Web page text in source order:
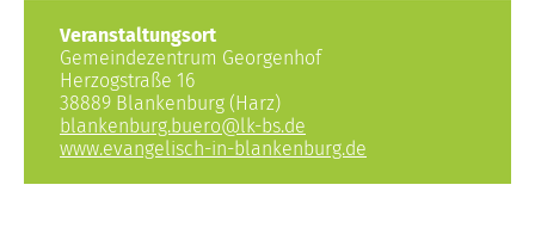
Veranstaltungsort
Gemeindezentrum Georgenhof
Herzogstraße 16
38889 Blankenburg (Harz)
blankenburg.buero@lk-bs.de
www.evangelisch-in-blankenburg.de